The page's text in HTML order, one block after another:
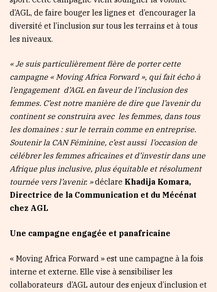
d’AGL, de faire bouger les lignes et d’encourager la
diversité et l’inclusion sur tous les terrains et à tous
les niveaux.
« Je suis particulièrement fière de porter cette
campagne « Moving Africa Forward », qui fait écho à
l’engagement d’AGL en faveur de l’inclusion des
femmes. C’est notre manière de dire que l’avenir du
continent se construira avec les femmes, dans tous
les domaines : sur le terrain comme en entreprise.
Soutenir la CAN Féminine, c’est aussi l’occasion de
célébrer les femmes africaines et d’investir dans une
Afrique plus inclusive, plus équitable et résolument
tournée vers l’avenir. »déclare Khadija Komara,
Directrice de la Communication et du Mécénat
chez AGL
Une campagne engagée et panafricaine
« Moving Africa Forward » est une campagne à la fois
interne et externe. Elle vise à sensibiliser les
collaborateurs d’AGL autour des enjeux d’inclusion et